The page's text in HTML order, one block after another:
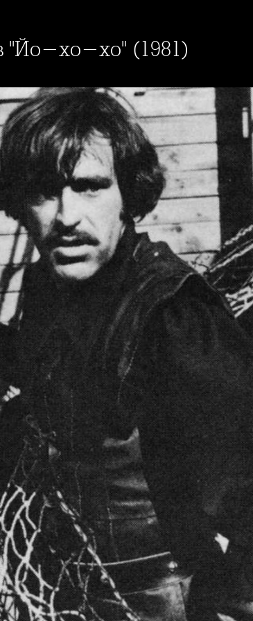
"Йо-хо-хо" (1981)